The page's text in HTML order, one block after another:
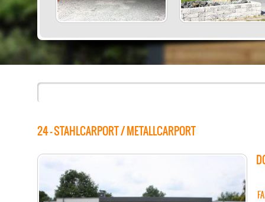
24 - STAHLCARPORT / METALLCARPORT